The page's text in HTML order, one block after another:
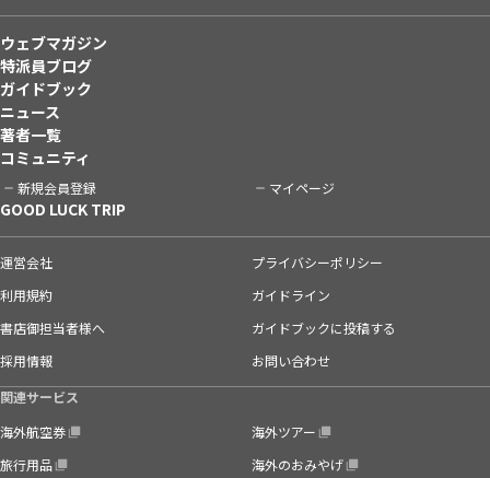
ウェブマガジン
特派員ブログ
ガイドブック
ニュース
著者一覧
コミュニティ
新規会員登録 マイページ
GOOD LUCK TRIP
運営会社
プライバシーポリシー
利用規約
ガイドライン
書店御担当者様へ
ガイドブックに投稿する
採用情報
お問い合わせ
関連サービス
海外航空券
海外ツアー
旅行用品
海外のおみやげ